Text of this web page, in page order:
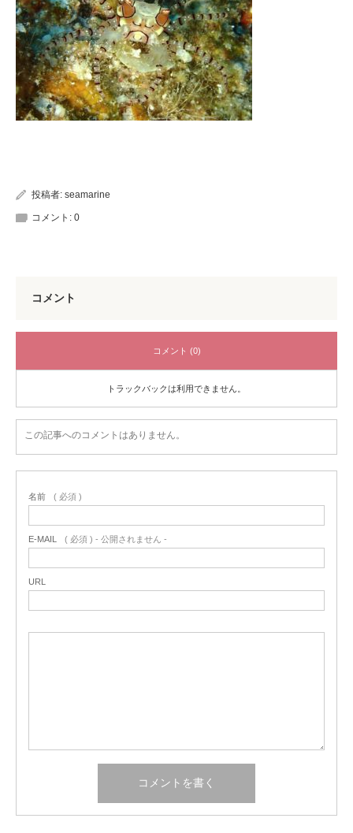
投稿者: seamarine
コメント: 0
コメント
コメント (0)
トラックバックは利用できません。
この記事へのコメントはありません。
名前 ( 必須 )
E-MAIL ( 必須 ) - 公開されません -
URL